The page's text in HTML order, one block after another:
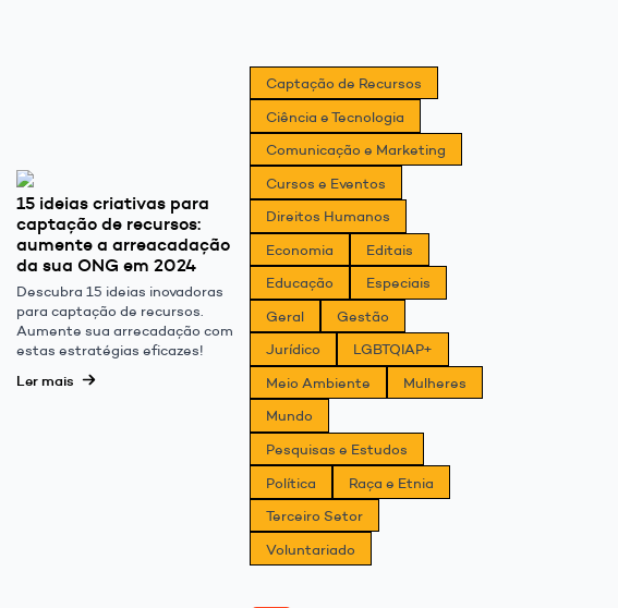
15 ideias criativas para
captação de recursos:
aumente a arreacadação
da sua ONG em 2024
Descubra 15 ideias inovadoras
para captação de recursos.
Aumente sua arrecadação com
estas estratégias eficazes!
Ler mais
Captação de Recursos
Ciência e Tecnologia
Comunicação e Marketing
Cursos e Eventos
Direitos Humanos
Economia
Editais
Educação
Especiais
Geral
Gestão
Jurídico
LGBTQIAP+
Meio Ambiente
Mulheres
Mundo
Pesquisas e Estudos
Política
Raça e Etnia
Terceiro Setor
Voluntariado